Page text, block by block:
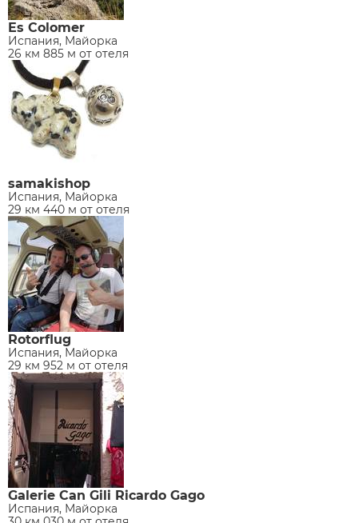
Es Colomer
Испания, Майорка
26 км 885 м от отеля
samakishop
Испания, Майорка
29 км 440 м от отеля
Rotorflug
Испания, Майорка
29 км 952 м от отеля
Galerie Can Gili Ricardo Gago
Испания, Майорка